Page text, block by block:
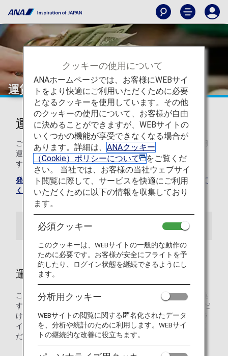
運賃規則
運賃ルール
ご出発前に、お客様のフライトに関連する運賃ルール（適用
運賃と燃油特別付加運賃を含みます）についてご案内しま
す。
発券手数料に関する情報については、こちらにアクセスして
ください。
運賃 国際付加運賃情報
運賃に関するご案内
このタブでは、適用運賃に関する有用な情報と、ANAに関連
する運賃とスター アライアンスの運賃についてご確認いただ
けます。燃油特別付加運賃タブにアクセスし、お客様のフラ
イトにいずれの料金（ある場合）が適用されるかをご確認く
ださい。
クッキーの使用について
ANAホームページでは、お客様にWEBサイ
トをより快適にご利用いただくために必要
となるクッキーを使用しています。その他
のクッキーの使用について、お客様が自由
に決めることができますが、WEBサイトの
いくつかの機能が享受できなくなる場合が
あります。詳細は、 ANAクッキー
（Cookie）ポリシーについて
をご覧くだ
さい。 当社では、お客様の当社ウェブサイ
ト閲覧に際して、サービスを快適にご利用
いただくために以下の情報を収集しており
ます。
必須クッキー
このクッキーは、WEBサイトの一般的な動作の
ために必要です。お客様が安全にフライトを予
約したり、ログイン状態を継続できるようにし
ます。
分析用クッキー
WEBサイトの閲覧に関する匿名化されたデータ
を、分析や統計のために利用します。WEBサイ
トの継続的な改善に役立ちます。